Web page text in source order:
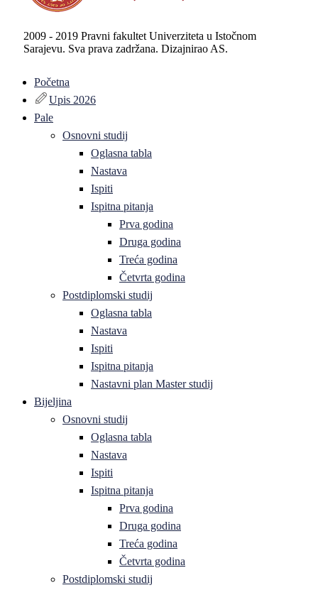
2009 - 2019 Pravni fakultet Univerziteta u Istočnom
Sarajevu. Sva prava zadržana. Dizajnirao AS.
Početna
Upis 2026
Pale
Osnovni studij
Oglasna tabla
Nastava
Ispiti
Ispitna pitanja
Prva godina
Druga godina
Treća godina
Četvrta godina
Postdiplomski studij
Oglasna tabla
Nastava
Ispiti
Ispitna pitanja
Nastavni plan Master studij
Bijeljina
Osnovni studij
Oglasna tabla
Nastava
Ispiti
Ispitna pitanja
Prva godina
Druga godina
Treća godina
Četvrta godina
Postdiplomski studij